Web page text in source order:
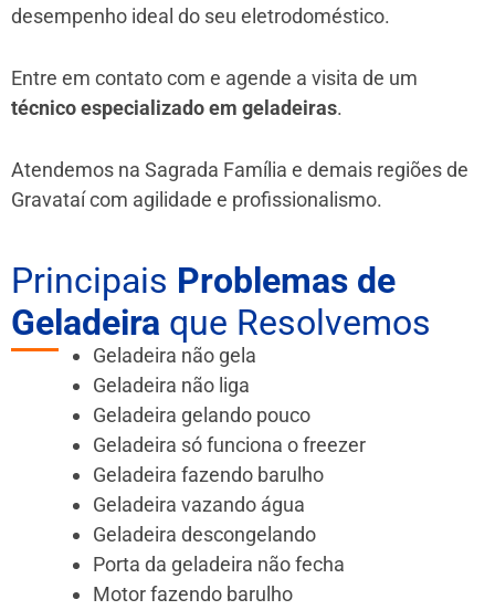
desempenho ideal do seu eletrodoméstico.
Entre em contato com e agende a visita de um
técnico especializado em geladeiras.
Atendemos na Sagrada Família e demais regiões de
Gravataícom agilidade e profissionalismo.
Principais Problemas de
Geladeira que Resolvemos
Geladeira não gela
Geladeira não liga
Geladeira gelando pouco
Geladeira só funciona o freezer
Geladeira fazendo barulho
Geladeira vazando água
Geladeira descongelando
Porta da geladeira não fecha
Motor fazendo barulho